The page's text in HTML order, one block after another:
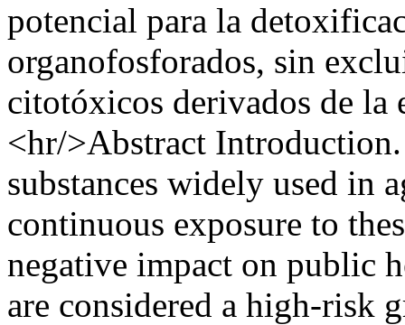
potencial para la
organofosforados, sin
citotóxicos derivados de la
<hr/>Abstract
substances widely used in
continuous exposure to
negative impact on public
are considered a high-risk